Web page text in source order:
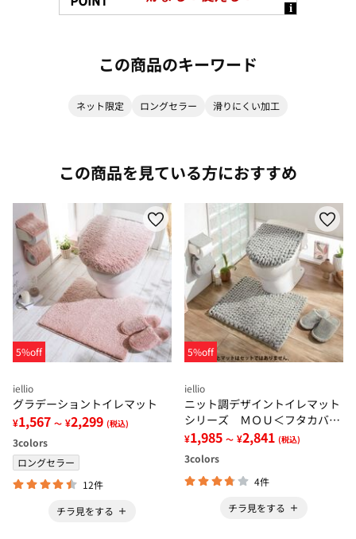
この商品のキーワード
ネット限定 ロングセラー 滑りにくい加工
この商品を見ている方におすすめ
5%off
iellio
グラデーショントイレマット
¥1,567 ～ ¥2,299 (税込)
3colors
ロングセラー
12件
チラ見をする
5%off
iellio
ニット調デザイントイレマット
シリーズ ＭＯＵ＜フタカバ
ー、スリッパ＞
¥1,985 ～ ¥2,841 (税込)
3colors
4件
チラ見をする